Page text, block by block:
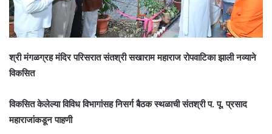
श्री मंगळग्रह मंदिर परिसरात संतश्री सखाराम महाराज रोपवाटिका झाली नव्याने
विकसित
विकसित केलेल्या विविध विभागांसह निसर्ग बैठक स्थळाची संतश्री प. पू. प्रसाद
महाराजांकडून पाहणी